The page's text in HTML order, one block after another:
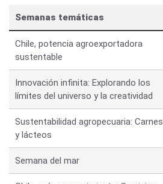
Semanas temáticas
Chile, potencia agroexportadora
sustentable
Innovación infinita: Explorando los
límites del universo y la creatividad
Sustentabilidad agropecuaria: Carnes
y lácteos
Semana del mar